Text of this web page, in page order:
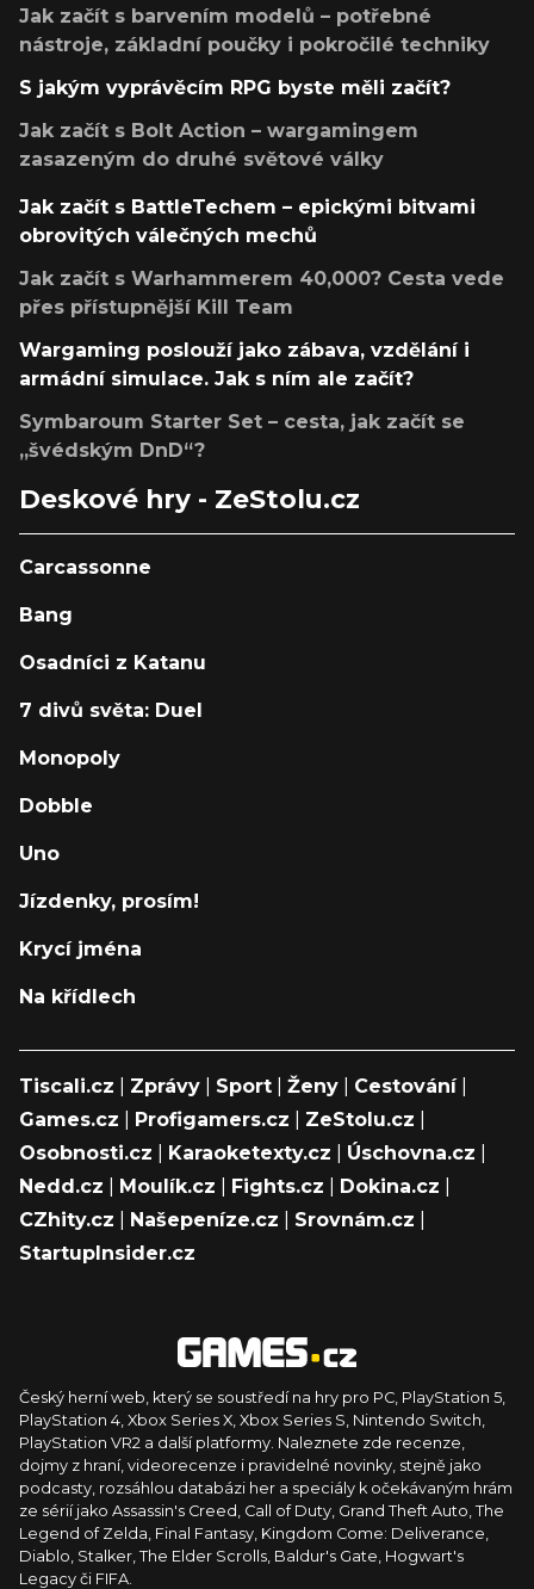
Jak začít s barvením modelů – potřebné
nástroje, základní poučky i pokročilé techniky
S jakým vyprávěcím RPG byste měli začít?
Jak začít s Bolt Action – wargamingem
zasazeným do druhé světové války
Jak začít s BattleTechem – epickými bitvami
obrovitých válečných mechů
Jak začít s Warhammerem 40,000? Cesta vede
přes přístupnější Kill Team
Wargaming poslouží jako zábava, vzdělání i
armádní simulace. Jak s ním ale začít?
Symbaroum Starter Set – cesta, jak začít se
„švédským DnD“?
Deskové hry - ZeStolu.cz
Carcassonne
Bang
Osadníci z Katanu
7 divů světa: Duel
Monopoly
Dobble
Uno
Jízdenky, prosím!
Krycí jména
Na křídlech
Tiscali.cz Zprávy Sport Ženy Cestování|
Games.cz
Profigamers.cz ZeStolu.cz
Osobnosti.cz
Karaoketexty.cz Úschovna.cz
Nedd.cz
Moulík.cz Fights.cz Dokina.cz
CZhity.cz
Našepeníze.cz Srovnám.cz
StartupInsider.cz
Český herní web, který se soustředí na hry pro PC, PlayStation 5,
PlayStation 4, Xbox Series X, Xbox Series S, Nintendo Switch,
PlayStation VR2 a další platformy. Naleznete zde recenze,
dojmy z hraní, videorecenze i pravidelné novinky, stejně jako
podcasty, rozsáhlou databázi her a speciály k očekávaným hrám
ze sérií jako Assassin's Creed, Call of Duty, Grand Theft Auto, The
Legend of Zelda, Final Fantasy, Kingdom Come: Deliverance,
Diablo, Stalker, The Elder Scrolls, Baldur's Gate, Hogwart's
Legacy či FIFA.